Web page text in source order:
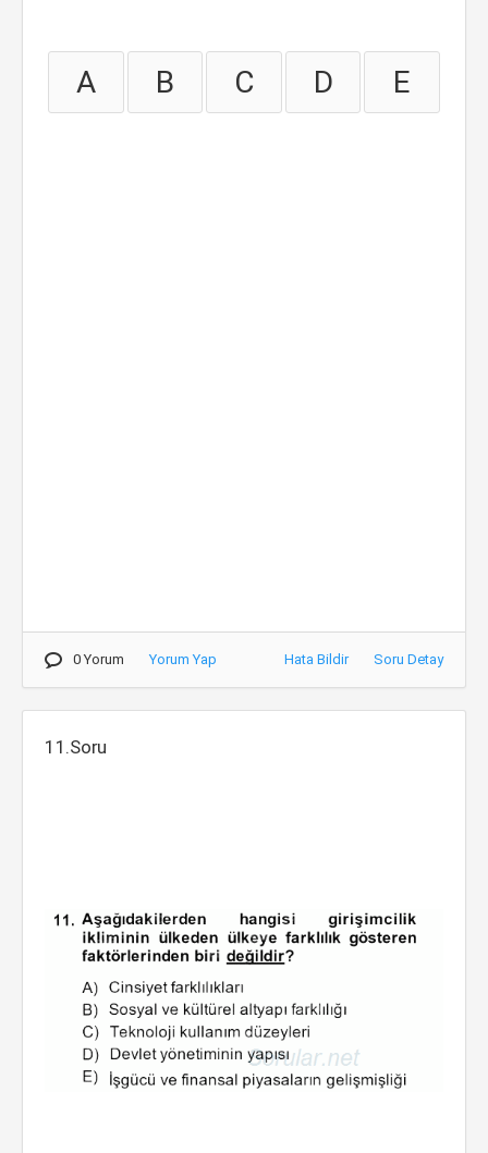
A B C D E
0 Yorum Yorum Yap Hata Bildir Soru Detay
11.Soru